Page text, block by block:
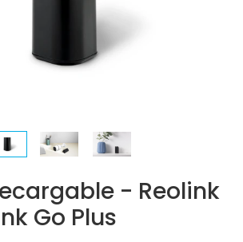
- Reolink
Go Plus